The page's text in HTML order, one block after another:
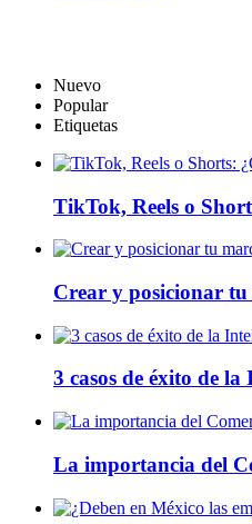
Nuevo
Popular
Etiquetas
TikTok, Reels o
Crear y posicionar
3 casos de éxito de
La importancia del